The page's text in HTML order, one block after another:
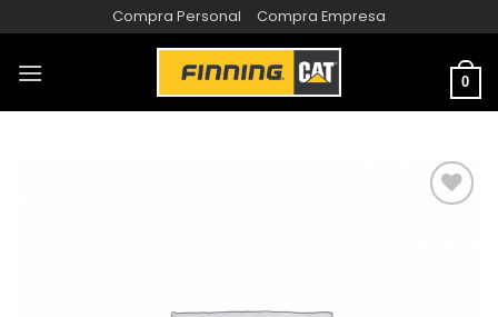
Compra Personal Compra Empresa
0